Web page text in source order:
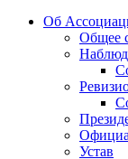
Об
Общее
Устав